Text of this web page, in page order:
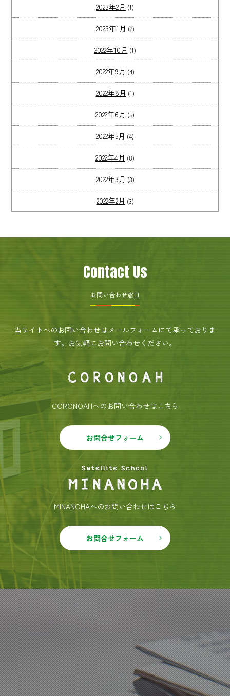
2023年2月 (1)
2023年1月 (2)
2022年10月 (1)
2022年9月 (4)
2022年8月 (1)
2022年6月 (5)
2022年5月 (4)
2022年4月 (8)
2022年3月 (3)
2022年2月 (3)
Contact Us
お問い合わせ窓口
当サイトへのお問い合わせはメールフォームにて承っておりま
す。 お気軽にお問い合わせください。
CORONOAHへのお問い合わせはこちら
お問合せフォーム
MINANOHAへのお問い合わせはこちら
お問合せフォーム